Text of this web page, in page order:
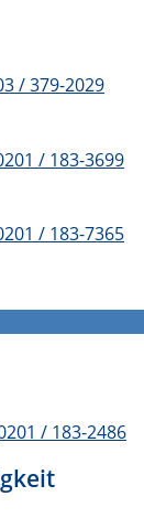
/ 379-2029
/ 183-3699
/ 183-7365
/ 183-2486